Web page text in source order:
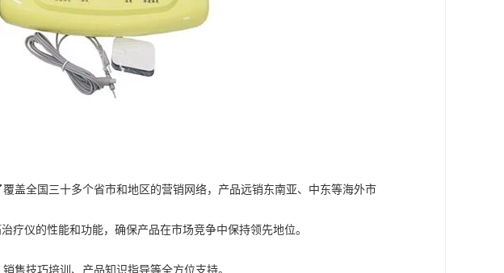
盖全国三十多个省市和地区的营销网络，产品远销东南亚、中东等海外市
疗仪的性能和功能，确保产品在市场竞争中保持领先地位。
售技巧培训、产品知识指导等全方位支持。